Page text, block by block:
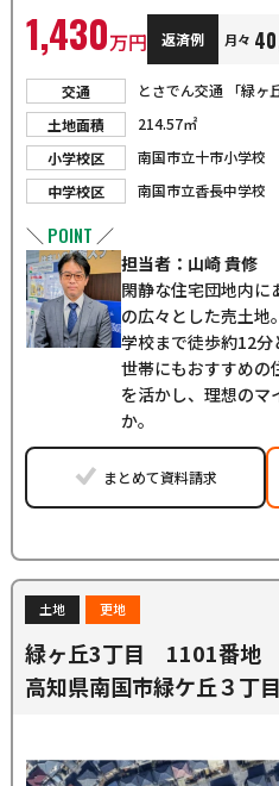
1,430万円 返済例 月々
交通
とさでん交通 「緑ヶ
土地面積
214.57㎡
小学校区
南国市立十市小学校
中学校区
南国市立香長中学校
＼ POINT ／
担当者：山崎 貴修
閑静な住宅団地内に
の広々とした売土地
学校まで徒歩約12
世帯にもおすすめの
を活かし、理想のマ
か。
まとめて資料請求
土地 更地
緑ヶ丘3丁目 1101番地
高知県南国市緑ケ丘３丁